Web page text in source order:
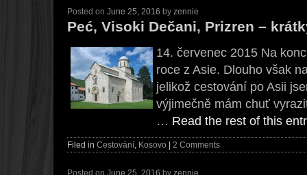
Posted on June 25, 2016 by zennie
Peć, Visoki Dečani, Prizren –
14. červenec 2015 Na
roce z Asie. Dlouho však
jelikož cestování po Asii
výjimečně mám chuť
… Read the rest of this
Filed in Cestování, Kosovo 2 Comments
Posted on June 25, 2016 by zennie